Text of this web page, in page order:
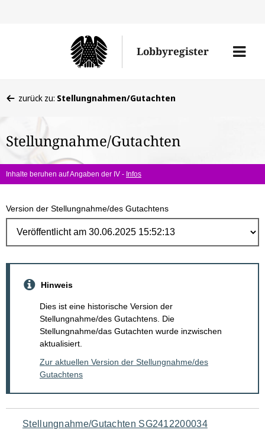
Lobbyregister
Menü
befinden
hier:
zurück zu: Stellungnahmen/Gutachten
Stellungnahme/Gutachten
Inhalte beruhen auf Angaben der IV - Infos
Version der Stellungnahme/des Gutachtens
Hinweis
Dies ist eine historische Version der
Stellungnahme/des Gutachtens. Die
Stellungnahme/das Gutachten wurde inzwischen
aktualisiert.
Zur aktuellen Version der Stellungnahme/des
Gutachtens
Navigation
Stellungnahme/Gutachten SG2412200034